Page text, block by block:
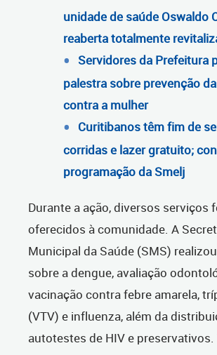
unidade de saúde Oswaldo
reaberta totalmente
Servidores da Prefeitura
palestra sobre prevenção
contra a mulher
Curitibanos têm fim de
corridas e lazer gratuito;
programação da Smelj
Durante a ação, diversos serviços
oferecidos à comunidade. A
Municipal da Saúde (SMS)
sobre a dengue, avaliação
vacinação contra febre amarela,
(VTV) e influenza, além da
autotestes de HIV e